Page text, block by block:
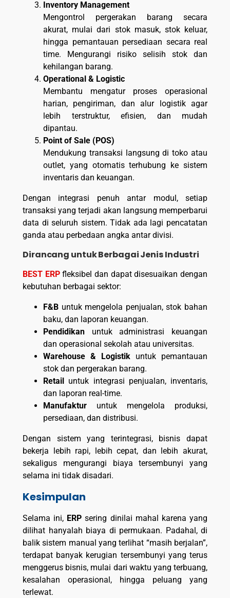
Inventory Management
Mengontrol pergerakan barang secara
akurat, mulai dari stok masuk, stok keluar,
hingga pemantauan persediaan secara real
time. Mengurangi risiko selisih stok dan
kehilangan barang.
Operational & Logistic
Membantu mengatur proses operasional
harian, pengiriman, dan alur logistik agar
lebih terstruktur, efisien, dan mudah
dipantau.
Point of Sale (POS)
Mendukung transaksi langsung di toko atau
outlet, yang otomatis terhubung ke sistem
inventaris dan keuangan.
Dengan integrasi penuh antar modul, setiap
transaksi yang terjadi akan langsung memperbarui
data di seluruh sistem. Tidak ada lagi pencatatan
ganda atau perbedaan angka antar divisi.
Dirancang untuk Berbagai Jenis Industri
BEST ERPfleksibel dan dapat disesuaikan dengan
kebutuhan berbagai sektor:
F&B untuk mengelola penjualan, stok bahan
baku, dan laporan keuangan.
Pendidikan untuk administrasi keuangan
dan operasional sekolah atau universitas.
Warehouse & Logistik untuk pemantauan
stok dan pergerakan barang.
Retail untuk integrasi penjualan, inventaris,
dan laporan real-time.
Manufaktur untuk mengelola produksi,
persediaan, dan distribusi.
Dengan sistem yang terintegrasi, bisnis dapat
bekerja lebih rapi, lebih cepat, dan lebih akurat,
sekaligus mengurangi biaya tersembunyi yang
selama ini tidak disadari.
Kesimpulan
Selama ini, ERP sering dinilai mahal karena yang
dilihat hanyalah biaya di permukaan. Padahal, di
balik sistem manual yang terlihat “masih berjalan”,
terdapat banyak kerugian tersembunyi yang terus
menggerus bisnis, mulai dari waktu yang terbuang,
kesalahan operasional, hingga peluang yang
terlewat.